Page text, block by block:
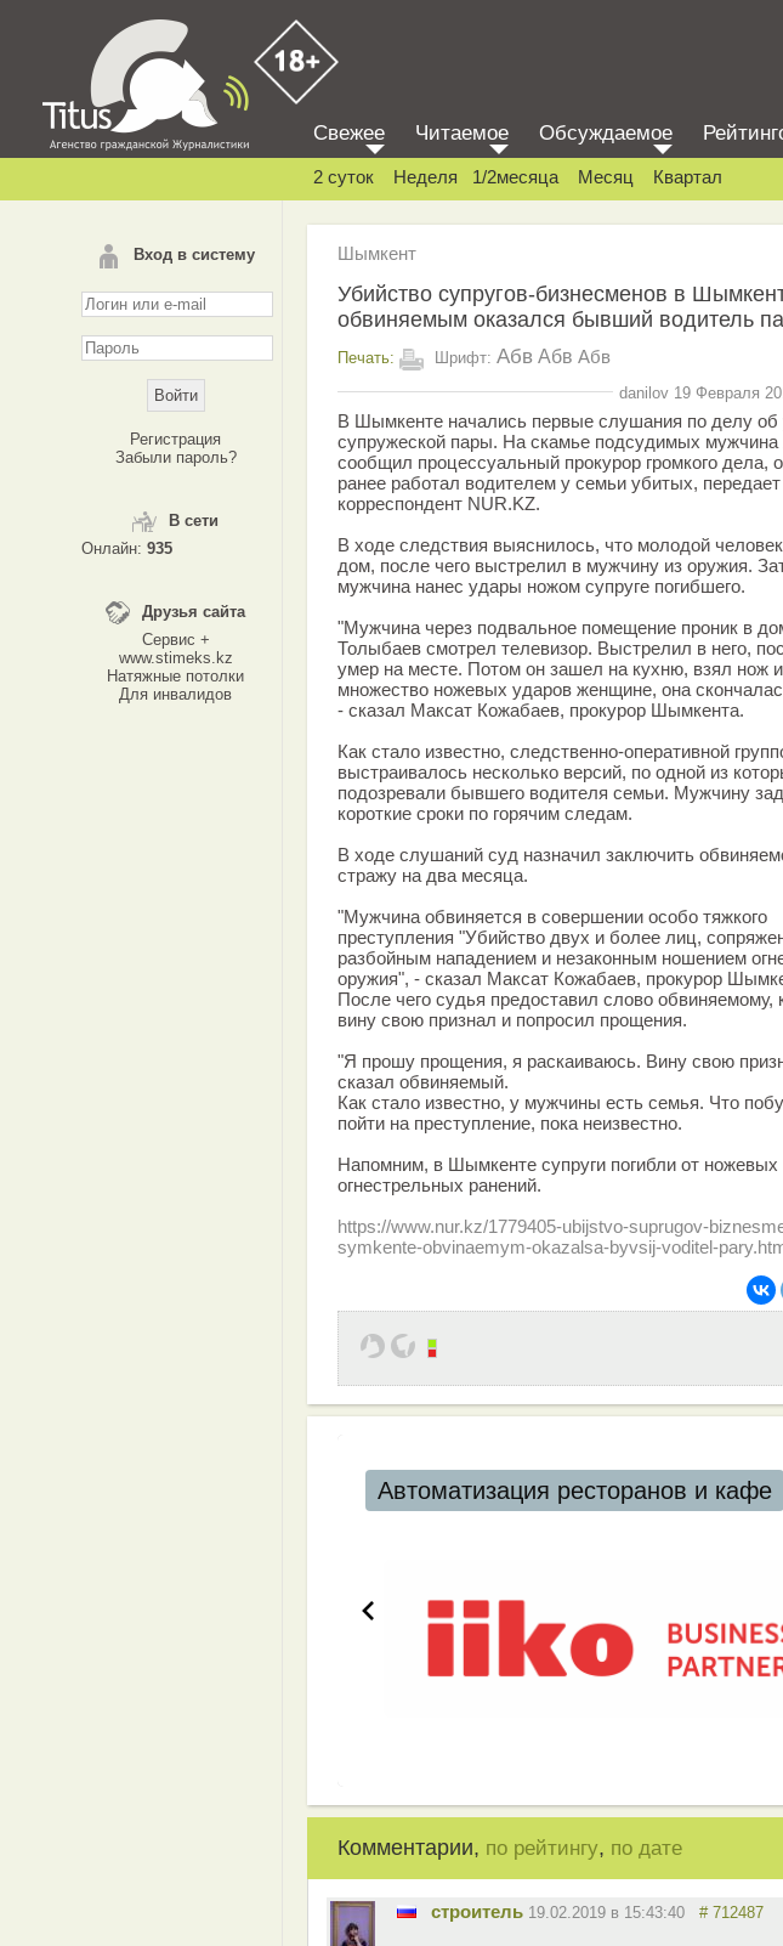
Вход в систему
Регистрация
Забыли пароль?
В сети
Онлайн: 935
Друзья сайта
Сервис +
www.stimeks.kz
Натяжные потолки
Для инвалидов
Свежее Читаемое Обсуждаемое
2 суток Неделя 1/2месяца Месяц Квартал
Шымкент
Убийство супругов-бизнесменов в
обвиняемым оказался бывший водитель
Печать: Шрифт: Абв Абв Абв
danilov 19 Февраля
В Шымкенте начались первые слушания по делу об
супружеской пары. На скамье подсудимых мужчина
сообщил процессуальный прокурор громкого дела,
ранее работал водителем у семьи убитых, передает
корреспондент NUR.KZ.
В ходе следствия выяснилось, что молодой
дом, после чего выстрелил в мужчину из оружия.
мужчина нанес удары ножом супруге погибшего.
"Мужчина через подвальное помещение проник в
Толыбаев смотрел телевизор. Выстрелил в него,
умер на месте. Потом он зашел на кухню, взял нож
множество ножевых ударов женщине, она
- сказал Максат Кожабаев, прокурор Шымкента.
Как стало известно, следственно-оперативной
выстраивалось несколько версий, по одной из
подозревали бывшего водителя семьи. Мужчину
короткие сроки по горячим следам.
В ходе слушаний суд назначил заключить
стражу на два месяца.
"Мужчина обвиняется в совершении особо тяжкого
преступления "Убийство двух и более лиц,
разбойным нападением и незаконным ношением
оружия", - сказал Максат Кожабаев, прокурор
После чего судья предоставил слово обвиняемому,
вину свою признал и попросил прощения.
"Я прошу прощения, я раскаиваюсь. Вину свою
сказал обвиняемый.
Как стало известно, у мужчины есть семья. Что
пойти на преступление, пока неизвестно.
Напомним, в Шымкенте супруги погибли от ножевых
огнестрельных ранений.
https://www.nur.kz/1779405-ubijstvo-suprugov-
symkente-obvinaemym-okazalsa-byvsij-voditel-
Автоматизация ресторанов и кафе
Комментарии, по рейтингу, по дате
строитель 19.02.2019 в 15:43:40 # 712487